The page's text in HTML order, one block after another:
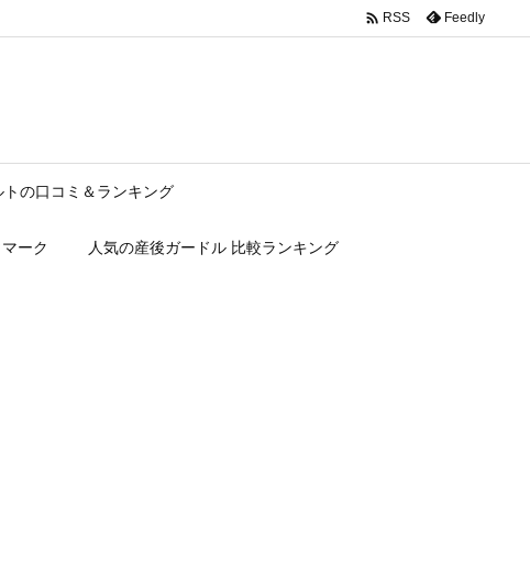
トの口コミ＆ランキング
ーク 人気の産後ガードル 比較ランキング
 RSS Feedly